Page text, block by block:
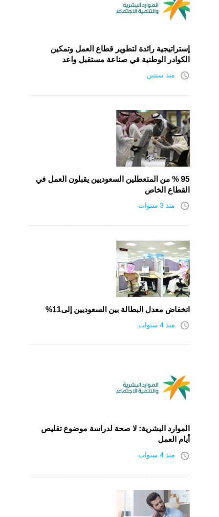
إستراتيجية رائدة لتطوير قطاع العمل وتمكين
الكوادر الوطنية في صناعة مستقبل واعد
access_time منذ سنتين
95 % من المتعطلين السعوديين يقبلون العمل في
القطاع الخاص
access_time منذ 3 سنوات
انخفاض معدل البطالة بين السعوديين إلى11%
access_time منذ 4 سنوات
الموارد البشرية: لا صحة لدراسة موضوع تقليص
أيام العمل
access_time منذ 4 سنوات